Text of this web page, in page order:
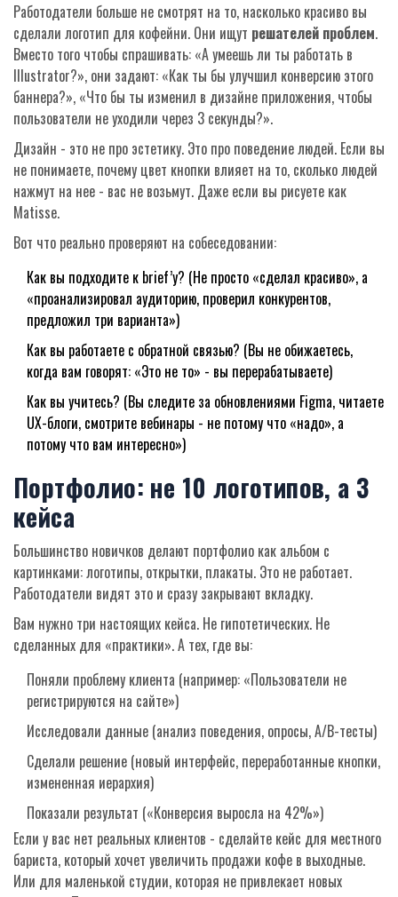
Работодатели больше не смотрят на то, насколько красиво вы
сделали логотип для кофейни. Они ищут решателей проблем.
Вместо того чтобы спрашивать: «А умеешь ли ты работать в
Illustrator?», они задают: «Как ты бы улучшил конверсию этого
баннера?», «Что бы ты изменил в дизайне приложения, чтобы
пользователи не уходили через 3 секунды?».
Дизайн - это не про эстетику. Это про поведение людей. Если вы
не понимаете, почему цвет кнопки влияет на то, сколько людей
нажмут на нее - вас не возьмут. Даже если вы рисуете как
Мatisse.
Вот что реально проверяют на собеседовании:
Как вы подходите к brief’у? (Не просто «сделал красиво», а
«проанализировал аудиторию, проверил конкурентов,
предложил три варианта»)
Как вы работаете с обратной связью? (Вы не обижаетесь,
когда вам говорят: «Это не то» - вы перерабатываете)
Как вы учитесь? (Вы следите за обновлениями Figma, читаете
UX-блоги, смотрите вебинары - не потому что «надо», а
потому что вам интересно»)
Портфолио: не 10 логотипов, а 3
кейса
Большинство новичков делают портфолио как альбом с
картинками: логотипы, открытки, плакаты. Это не работает.
Работодатели видят это и сразу закрывают вкладку.
Вам нужно три настоящих кейса. Не гипотетических. Не
сделанных для «практики». А тех, где вы:
Поняли проблему клиента (например: «Пользователи не
регистрируются на сайте»)
Исследовали данные (анализ поведения, опросы, A/B-тесты)
Сделали решение (новый интерфейс, переработанные кнопки,
измененная иерархия)
Показали результат («Конверсия выросла на 42%»)
Если у вас нет реальных клиентов - сделайте кейс для местного
бариста, который хочет увеличить продажи кофе в выходные.
Или для маленькой студии, которая не привлекает новых